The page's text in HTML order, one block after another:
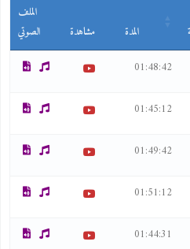
المدة مشاهدة
الملف
الصوتي
01:48:42
01:45:12
01:49:42
01:51:12
01:44:31